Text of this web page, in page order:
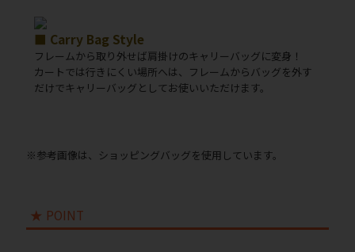
■ Carry Bag Style
フレームから取り外せば肩掛けのキャリーバッグに変身！
カートでは行きにくい場所へは、フレームからバッグを外す
だけでキャリーバッグとしてお使いいただけます。
※参考画像は、ショッピングバッグを使用しています。
★ POINT